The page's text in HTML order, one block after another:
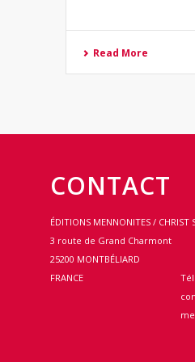
Read More
CONTACT
ÉDITIONS MENNONITES / CHRIST
3 route de Grand Charmont
25200 MONTBÉLIARD
FRANCE